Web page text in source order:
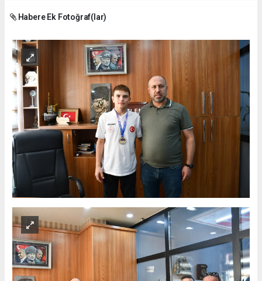
Habere Ek Fotoğraf(lar)